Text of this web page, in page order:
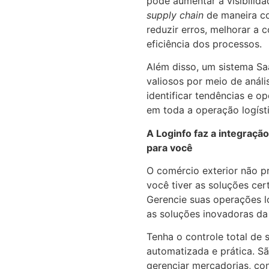
supply chain de maneira
reduzir erros, melhorar a
eficiência dos processos.
Além disso, um sistema
valiosos por meio de
identificar tendências e
em toda a operação
A Loginfo faz a
para você
O comércio exterior não
você tiver as soluções
Gerencie suas operações
as soluções inovadoras
Tenha o controle total de
automatizada e prática.
gerenciar mercadorias,